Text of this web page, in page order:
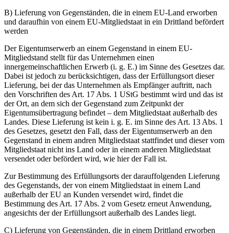
B) Lieferung von Gegenständen, die in einem EU-Land erworben
und daraufhin von einem EU-Mitgliedstaat in ein Drittland befördert
werden
Der Eigentumserwerb an einem Gegenstand in einem EU-
Mitgliedstand stellt für das Unternehmen einen
innergemeinschaftlichen Erwerb (i. g. E.) im Sinne des Gesetzes dar.
Dabei ist jedoch zu berücksichtigen, dass der Erfüllungsort dieser
Lieferung, bei der das Unternehmen als Empfänger auftritt, nach
den Vorschriften des Art. 17 Abs. 1 UStG bestimmt wird und das ist
der Ort, an dem sich der Gegenstand zum Zeitpunkt der
Eigentumsübertragung befindet – dem Mitgliedstaat außerhalb des
Landes. Diese Lieferung ist kein i. g. E. im Sinne des Art. 13 Abs. 1
des Gesetzes, gesetzt den Fall, dass der Eigentumserwerb an den
Gegenstand in einem andren Mitgliedstaat stattfindet und dieser vom
Mitgliedstaat nicht ins Land oder in einem anderen Mitgliedstaat
versendet oder befördert wird, wie hier der Fall ist.
Zur Bestimmung des Erfüllungsorts der darauffolgenden Lieferung
des Gegenstands, der von einem Mitgliedstaat in einem Land
außerhalb der EU an Kunden versendet wird, findet die
Bestimmung des Art. 17 Abs. 2 vom Gesetz erneut Anwendung,
angesichts der der Erfüllungsort außerhalb des Landes liegt.
C) Lieferung von Gegenständen, die in einem Drittland erworben